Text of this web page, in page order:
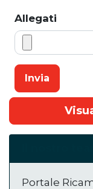
Allegati
Invia
Portale